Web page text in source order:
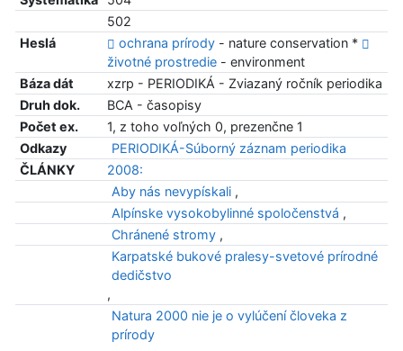
502
Heslá
ochrana prírody- nature conservation *
životné prostredie- environment
Báza dát
xzrp - PERIODIKÁ - Zviazaný ročník periodika
Druh dok.
BCA - časopisy
Počet ex.
1, z toho voľných 0, prezenčne 1
Odkazy
PERIODIKÁ-Súborný záznam periodika
ČLÁNKY
2008:
Aby nás nevypískali ,
Alpínske vysokobylinné spoločenstvá ,
Chránené stromy ,
Karpatské bukové pralesy-svetové prírodné
dedičstvo
,
Natura 2000 nie je o vylúčení človeka z
prírody